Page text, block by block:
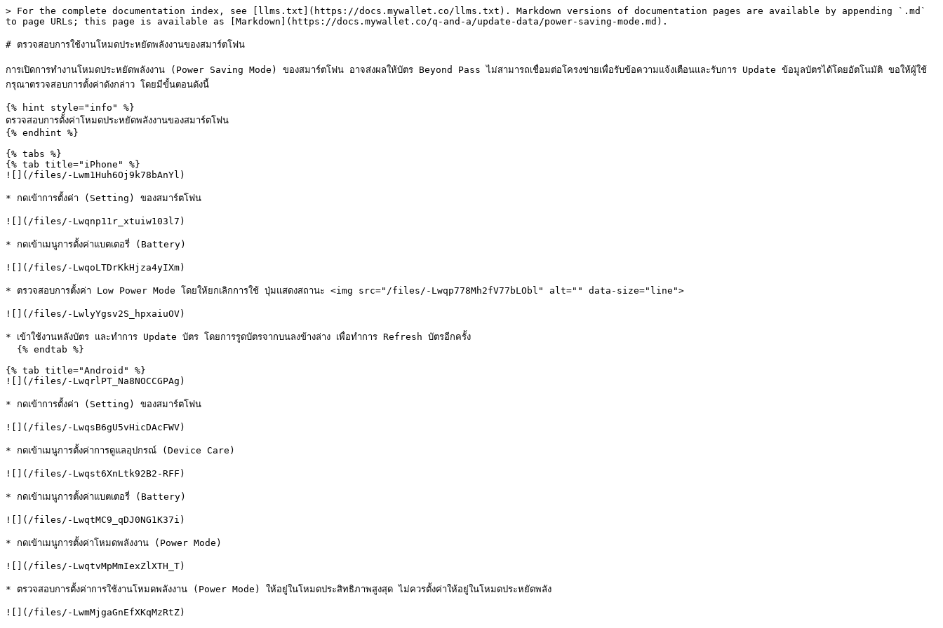
> For the complete documentation index, see [llms.txt](https://docs.mywallet.co/llms.txt). Markdown versions of documentation pages are available by appending `.md`
to page URLs; this page is available as [Markdown](https://docs.mywallet.co/q-and-a/update-data/power-saving-mode.md).
# ตรวจสอบการใช้งานโหมดประหยัดพลังงานของสมาร์ตโฟน
การเปิดการทำงานโหมดประหยัดพลังงาน (Power Saving Mode) ของสมาร์ตโฟน อาจส่งผลให้บัตร Beyond Pass ไม่สามารถเชื่อมต่อโครงข่ายเพื่อรับข้อความแจ้งเตือนและรับการ Update ข้อมูลบัตรได้โดยอัตโนมัติ ขอให้ผู้ใช้
กรุณาตรวจสอบการตั้งค่าดังกล่าว โดยมีขั้นตอนดังนี้
{% hint style="info" %}
ตรวจสอบการตั้งค่าโหมดประหยัดพลังงานของสมาร์ตโฟน
{% endhint %}
{% tabs %}
{% tab title="iPhone" %}
![](/files/-Lwm1Huh6Oj9k78bAnYl)
* กดเข้าการตั้งค่า (Setting) ของสมาร์ตโฟน
![](/files/-Lwqnp11r_xtuiw103l7)
* กดเข้าเมนูการตั้งค่าแบตเตอรี่ (Battery)
![](/files/-LwqoLTDrKkHjza4yIXm)
* ตรวจสอบการตั้งค่า Low Power Mode โดยให้ยกเลิกการใช้ ปุ่มแสดงสถานะ <img src="/files/-Lwqp778Mh2fV77bLObl" alt="" data-size="line">
![](/files/-LwlyYgsv2S_hpxaiuOV)
* เข้าใช้งานหลังบัตร และทำการ Update บัตร โดยการรูดบัตรจากบนลงข้างล่าง เพื่อทำการ Refresh บัตรอีกครั้ง
{% tab title="Android" %}
![](/files/-LwqrlPT_Na8NOCCGPAg)
* กดเข้าการตั้งค่า (Setting) ของสมาร์ตโฟน
![](/files/-LwqsB6gU5vHicDAcFWV)
* กดเข้าเมนูการตั้งค่าการดูแลอุปกรณ์ (Device Care)
![](/files/-Lwqst6XnLtk92B2-RFF)
* กดเข้าเมนูการตั้งค่าแบตเตอรี่ (Battery)
![](/files/-LwqtMC9_qDJ0NG1K37i)
* กดเข้าเมนูการตั้งค่าโหมดพลังงาน (Power Mode)
![](/files/-LwqtvMpMmIexZlXTH_T)
* ตรวจสอบการตั้งค่าการใช้งานโหมดพลังงาน (Power Mode) ให้อยู่ในโหมดประสิทธิภาพสูงสุด ไม่ควรตั้งค่าให้อยู่ในโหมดประหยัดพลัง
![](/files/-LwmMjgaGnEfXKqMzRtZ)